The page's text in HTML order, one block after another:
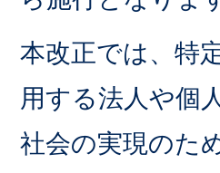
本改正では、特
用する法人や個
社会の実現のた